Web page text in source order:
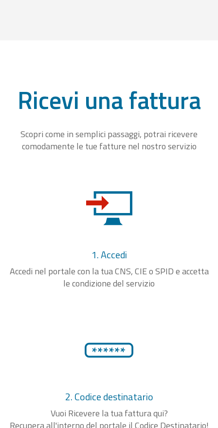
Ricevi una fattura
Scopri come in semplici passaggi, potrai ricevere
comodamente le tue fatture nel nostro servizio
1. Accedi
Accedi nel portale con la tua CNS, CIE o SPID e accetta
le condizione del servizio
2. Codice destinatario
Vuoi Ricevere la tua fattura qui?
Recupera all'interno del portale il Codice Destinatario!